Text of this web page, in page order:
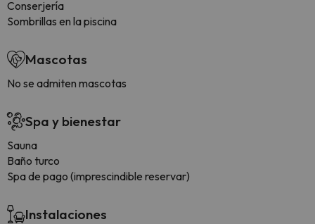
Conserjería
Sombrillas en la piscina
Mascotas
No se admiten mascotas
Spa y bienestar
Sauna
Baño turco
Spa de pago (imprescindible reservar)
Instalaciones